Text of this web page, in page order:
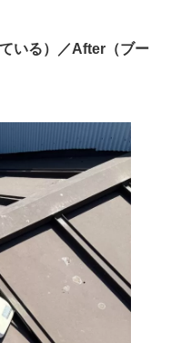
いる）／After（ブー